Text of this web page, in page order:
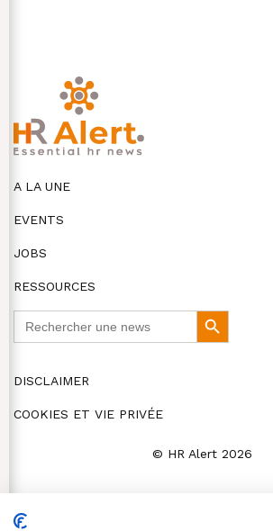
A LA UNE
EVENTS
JOBS
RESSOURCES
Search
Button
DISCLAIMER
COOKIES ET VIE PRIVÉE
© HR Alert 2026